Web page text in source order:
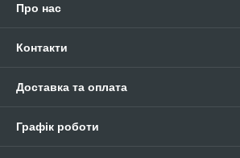
Про нас
Контакти
Доставка та оплата
Графік роботи